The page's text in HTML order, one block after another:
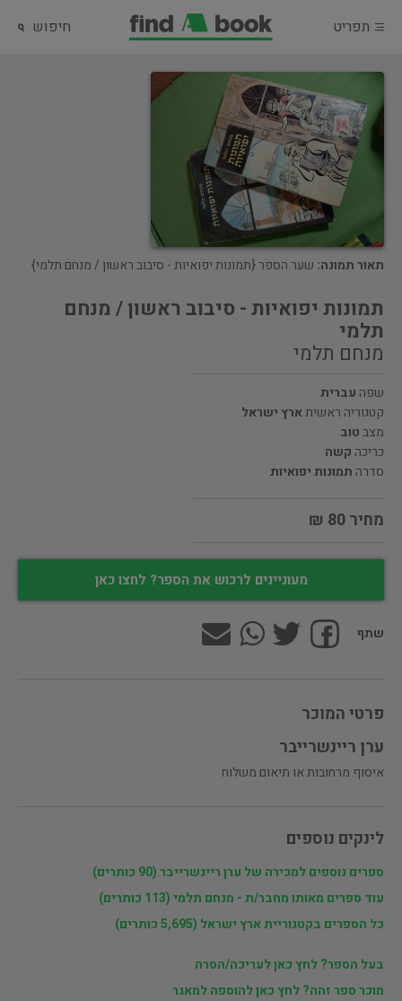
תפריט חיפוש
תאור תמונה: שער הספר {תמונות יפואיות - סיבוב ראשון / מנחם תלמי}
תמונות יפואיות - סיבוב ראשון / מנחם
תלמי
מנחם תלמי
שפה עברית
קטגוריה ראשיתארץ ישראל
מצבטוב
כריכה קשה
סדרה תמונות יפואיות
מחיר 80 ₪
מעוניינים לרכוש את הספר? לחצו כאן
שתף
פרטי המוכר
ערן ריינשרייבר
איסוף מרחובות או תיאום משלוח
לינקים נוספים
ספרים נוספים למכירה של ערן ריינשרייבר (90 כותרים)
עוד ספרים מאותו מחבר/ת - מנחם תלמי (113 כותרים)
כל הספרים בקטגוריית ארץ ישראל (5,695 כותרים)
בעל הספר? לחץ כאן לעריכה/הסרה
מוכר ספר זהה? לחץ כאן להוספה למאגר